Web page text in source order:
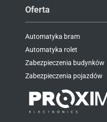
Oferta
Automatyka bram
Automatyka rolet
Zabezpieczenia budynków
Zabezpieczenia pojazdów